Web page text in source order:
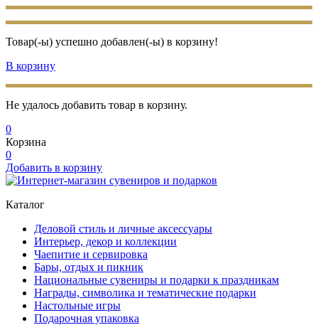
Товар(-ы) успешно добавлен(-ы) в корзину!
В корзину
Не удалось добавить товар в корзину.
0
Корзина
0
Добавить в корзину
Каталог
Деловой стиль и личные аксессуары
Интерьер, декор и коллекции
Чаепитие и сервировка
Бары, отдых и пикник
Национальные сувениры и подарки к праздникам
Награды, символика и тематические подарки
Настольные игры
Подарочная упаковка